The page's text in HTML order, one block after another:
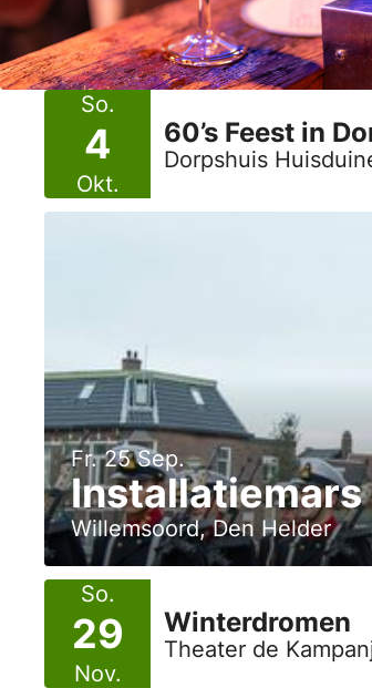
So.
4
Okt.
60’s Feest in
Dorpshuis
Fr. 25 Sep.
Willemsoord, Den Helder
So.
29
Nov.
Winterdromen
Theater de